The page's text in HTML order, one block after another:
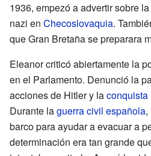
1936, empezó a advertir sobre
nazi en Checoslovaquia.
que Gran Bretaña se preparara
Eleanor criticó abiertamente la
en el Parlamento. Denunció la
acciones de Hitler y la
Durante laguerra civil española,
barco para ayudar a evacuar a
determinación era tan grande